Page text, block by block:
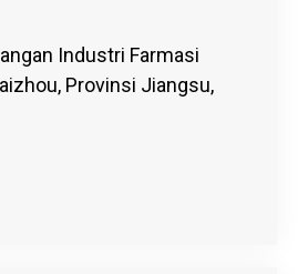
Industri Farmasi
Provinsi Jiangsu,